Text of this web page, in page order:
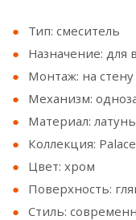
Тип: смеситель
Назначение: для
Монтаж: на стену
Механизм:
Материал: латунь
Коллекция:
Цвет: хром
Поверхность:
Стиль: